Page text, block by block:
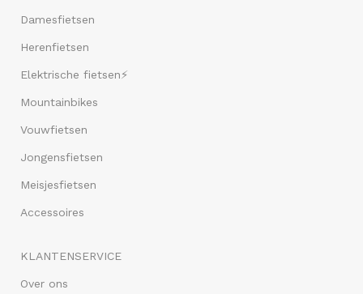
Damesfietsen
Herenfietsen
Elektrische fietsen⚡
Mountainbikes
Vouwfietsen
Jongensfietsen
Meisjesfietsen
Accessoires
KLANTENSERVICE
Over ons